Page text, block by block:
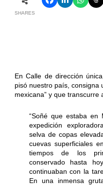
SHARES
En Calle de dirección
pisó nuestro país, consigna
mexicana” y que transcurre
“Soñé que estaba en
expedición
selva de copas
cuevas superficiales
tiempos de los
conservado hasta
continuaban con la
En una inmensa